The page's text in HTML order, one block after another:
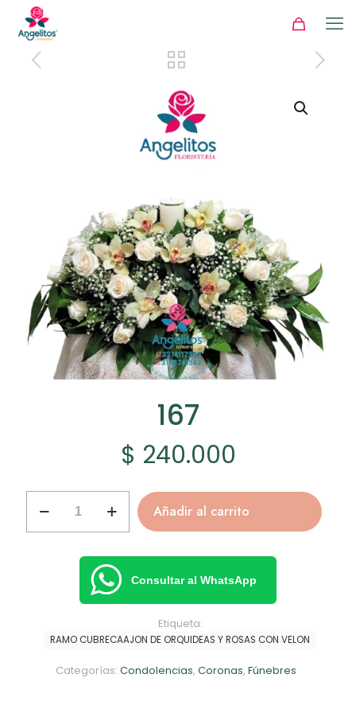
167
$ 240.000
cantidad
Añadir al carrito
Consultar al WhatsApp
Categorías: Condolencias, Coronas, Fúnebres
Etiqueta:
RAMO CUBRECAAJON DE ORQUIDEAS Y ROSAS CON VELON